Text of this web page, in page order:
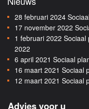
28 februari 2024
17 november 2022
1 februari 2022 Sociaal
2022
6 april 2021 Sociaal
16 maart 2021 Sociaal
12 maart 2021 Sociaal
Advies voor u